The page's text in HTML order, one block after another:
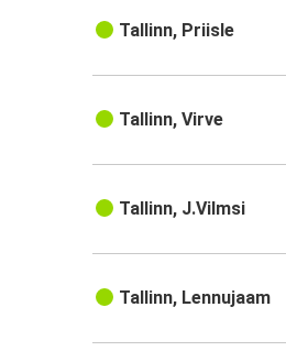
Tallinn, Priisle
Tallinn, Virve
Tallinn, J.Vilmsi
Tallinn, Lennujaam